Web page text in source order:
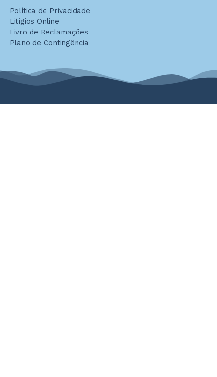
Política de Privacidade
Litígios Online
Livro de Reclamações
Plano de Contingência